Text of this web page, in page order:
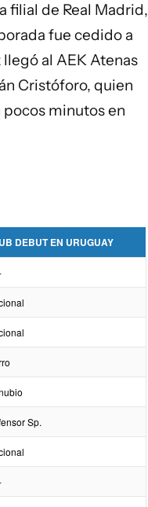
filial de Real Madrid,
fue cedido a
al AEK Atenas
Cristóforo, quien
minutos en